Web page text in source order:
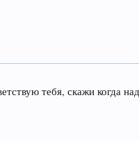
тебя, скажи когда